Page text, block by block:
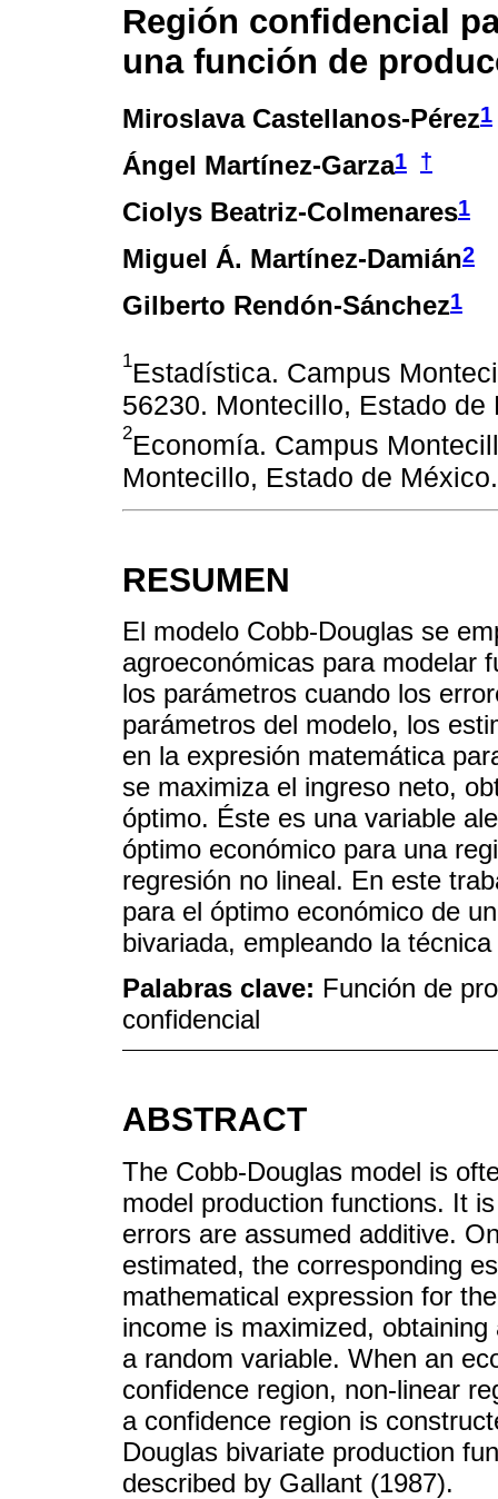
Región confidencial
una función de
Miroslava Castellanos-Pérez1
Ángel Martínez-Garza1 †
Ciolys Beatriz-Colmenares1
Miguel Á. Martínez-Damián2
Gilberto Rendón-Sánchez1
1Estadística. Campus
56230. Montecillo, Estado
2Economía. Campus
Montecillo, Estado de México.
RESUMEN
El modelo Cobb-Douglas se
agroeconómicas para modelar
los parámetros cuando los
parámetros del modelo, los
en la expresión matemática
se maximiza el ingreso neto,
óptimo. Éste es una variable
óptimo económico para una
regresión no lineal. En este
para el óptimo económico de
bivariada, empleando la
Palabras clave: Función de
confidencial
ABSTRACT
The Cobb-Douglas model is
model production functions. It
errors are assumed additive.
estimated, the corresponding
mathematical expression for
income is maximized,
a random variable. When an
confidence region, non-linear
a confidence region is
Douglas bivariate production
described by Gallant (1987).